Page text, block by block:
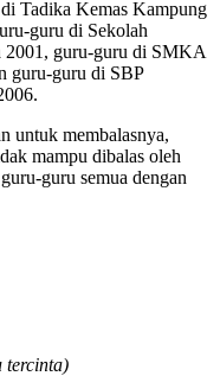
Tadika Kemas Kampung
guru di Sekolah
2001, guru-guru di SMKA
guru-guru di SBP
untuk membalasnya,
mampu dibalas oleh
guru semua dengan
tercinta)